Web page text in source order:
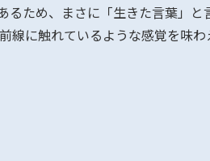
るため、まさに「生きた言葉」と
線に触れているような感覚を味わ